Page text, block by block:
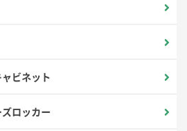
ビネット
ロッカー